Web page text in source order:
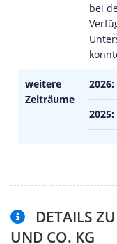
bei
weitere
Zeiträume
2026:
2025:
DETAILS
UND CO. KG